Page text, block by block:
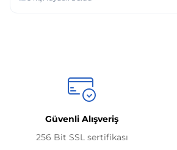
Güvenli Alışveriş
256 Bit SSL sertifikası